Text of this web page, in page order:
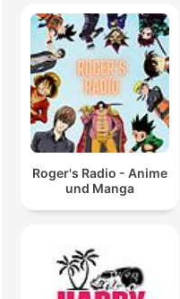
Roger's Radio - Anime
und Manga